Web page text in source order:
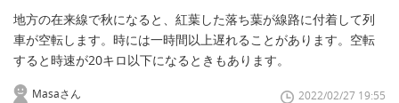
地方の在来線で秋になると、紅葉した落ち葉が線路に付着して列
車が空転します。時には一時間以上遅れることがあります。空転
すると時速が20キロ以下になるときもあります。
Masaさん 2022/02/27 19:55